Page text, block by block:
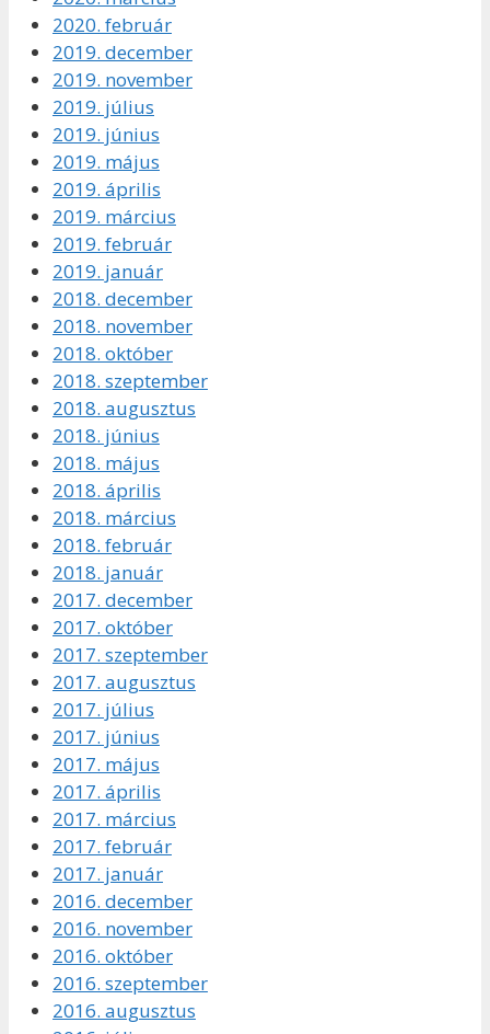
2020. február
2019. december
2019. november
2019. július
2019. június
2019. május
2019. április
2019. március
2019. február
2019. január
2018. december
2018. november
2018. október
2018. szeptember
2018. augusztus
2018. június
2018. május
2018. április
2018. március
2018. február
2018. január
2017. december
2017. október
2017. szeptember
2017. augusztus
2017. július
2017. június
2017. május
2017. április
2017. március
2017. február
2017. január
2016. december
2016. november
2016. október
2016. szeptember
2016. augusztus